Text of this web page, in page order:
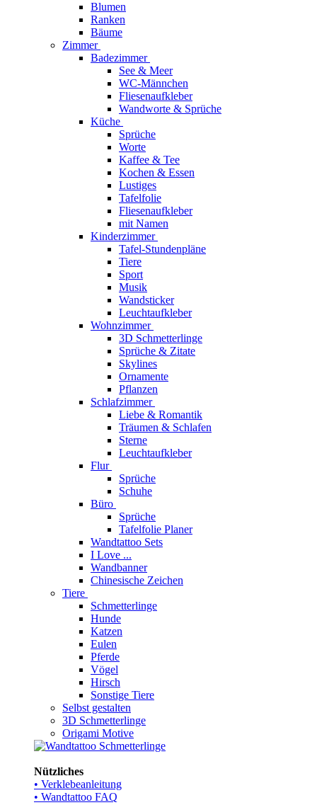
Blumen
Ranken
Bäume
Zimmer
Badezimmer
See & Meer
WC-Männchen
Fliesenaufkleber
Wandworte & Sprüche
Küche
Sprüche
Worte
Kaffee & Tee
Kochen & Essen
Lustiges
Tafelfolie
Fliesenaufkleber
mit Namen
Kinderzimmer
Tafel-Stundenpläne
Tiere
Sport
Musik
Wandsticker
Leuchtaufkleber
Wohnzimmer
3D Schmetterlinge
Sprüche & Zitate
Skylines
Ornamente
Pflanzen
Schlafzimmer
Liebe & Romantik
Träumen & Schlafen
Sterne
Leuchtaufkleber
Flur
Sprüche
Schuhe
Büro
Sprüche
Tafelfolie Planer
Wandtattoo Sets
I Love ...
Wandbanner
Chinesische Zeichen
Tiere
Schmetterlinge
Hunde
Katzen
Eulen
Pferde
Vögel
Hirsch
Sonstige Tiere
Selbst gestalten
3D Schmetterlinge
Origami Motive
Nützliches
• Verklebeanleitung
• Wandtattoo FAQ